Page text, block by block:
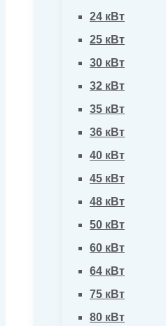
24 кВт
25 кВт
30 кВт
32 кВт
35 кВт
36 кВт
40 кВт
45 кВт
48 кВт
50 кВт
60 кВт
64 кВт
75 кВт
80 кВт